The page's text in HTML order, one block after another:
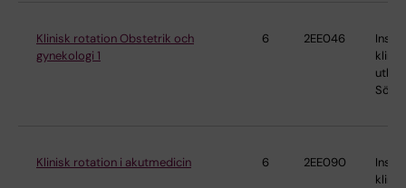
Klinisk rotation Obstetrik och
gynekologi 1
6 2EE046
Klinisk rotation i akutmedicin 6 2EE090